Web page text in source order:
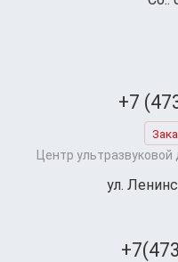
+7
Центр ультразвуковой
ул.